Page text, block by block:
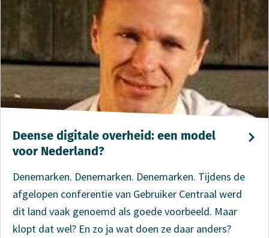
Deen­se digitale over­heid: een model
voor Nederland?
Denemarken. Denemarken. Denemarken. Tijdens de
afgelopen conferentie van Gebruiker Centraal werd
dit land vaak genoemd als goede voorbeeld. Maar
klopt dat wel? En zo ja wat doen ze daar anders?